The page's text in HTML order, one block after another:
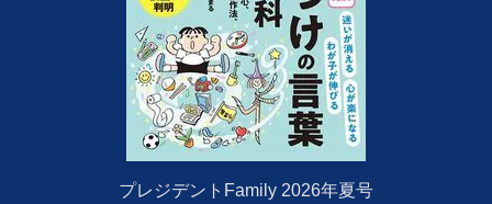
プレジデントFamily 2026年夏号